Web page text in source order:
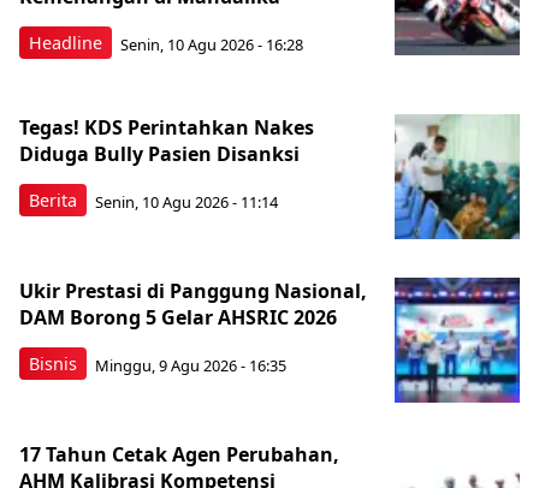
Headline Senin, 10 Agu 2026 - 16:28
Berita
Tegas! KDS Perintahkan Nakes
Diduga Bully Pasien Disanksi
Senin, 10 Agu 2026 - 11:14
Bisnis
Ukir Prestasi di Panggung Nasional,
DAM Borong 5 Gelar AHSRIC 2026
Minggu, 9 Agu 2026 - 16:35
17 Tahun Cetak Agen Perubahan,
AHM Kalibrasi Kompetensi